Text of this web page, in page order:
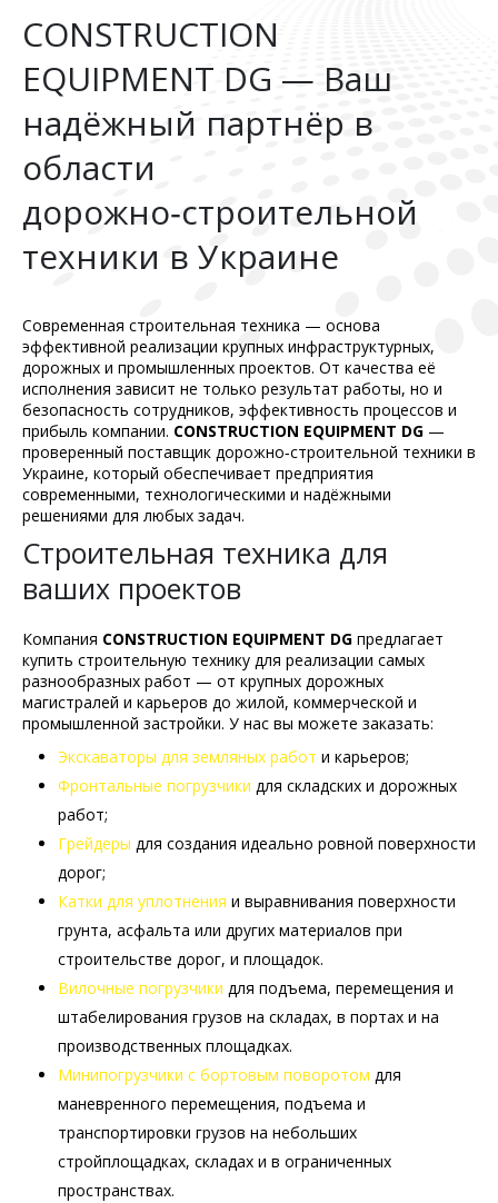
CONSTRUCTION
EQUIPMENT DG — Ваш
надёжный партнёр в
области
дорожно‑строительной
техники в Украине
Современная строительная техника — основа
эффективной реализации крупных инфраструктурных,
дорожных и промышленных проектов. От качества её
исполнения зависит не только результат работы, но и
безопасность сотрудников, эффективность процессов и
прибыль компании. CONSTRUCTION EQUIPMENT DG —
проверенный поставщик дорожно‑строительной техники в
Украине, который обеспечивает предприятия
современными, технологическими и надёжными
решениями для любых задач.
Строительная техника для
ваших проектов
Компания CONSTRUCTION EQUIPMENT DG предлагает
купить строительную технику для реализации самых
разнообразных работ — от крупных дорожных
магистралей и карьеров до жилой, коммерческой и
промышленной застройки. У нас вы можете заказать:
Экскаваторы для земляных работ и карьеров;
Фронтальные погрузчики для складских и дорожных
работ;
Грейдеры для создания идеально ровной поверхности
дорог;
Катки для уплотнения и выравнивания поверхности
грунта, асфальта или других материалов при
строительстве дорог, и площадок.
Вилочные погрузчики для подъема, перемещения и
штабелирования грузов на складах, в портах и на
производственных площадках.
Минипогрузчики с бортовым поворотом для
маневренного перемещения, подъема и
транспортировки грузов на небольших
стройплощадках, складах и в ограниченных
пространствах.